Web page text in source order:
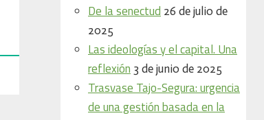
De la senectud 26 de julio de
2025
Las ideologías y el capital. Una
reflexión 3 de junio de 2025
Trasvase Tajo-Segura: urgencia
de una gestión basada en la